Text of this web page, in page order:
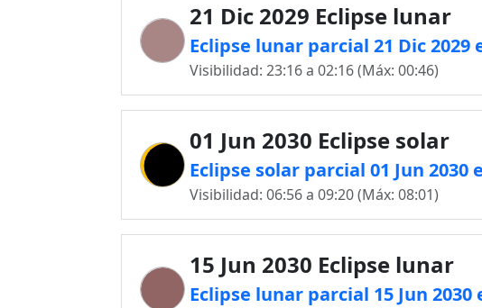
21 Dic 2029 Eclipse lunar
Eclipse lunar parcial 21 Dic 2029
Visibilidad: 23:16 a 02:16 (Máx: 00:46)
01 Jun 2030 Eclipse solar
Eclipse solar parcial 01 Jun 2030
Visibilidad: 06:56 a 09:20 (Máx: 08:01)
15 Jun 2030 Eclipse lunar
Eclipse lunar parcial 15 Jun